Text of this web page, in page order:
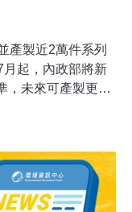
產製近2萬件系列
起，內政部將新
，未來可產製更多
的種類與功能推
綠建材申請範圍及
能節能綠建材」受
建築用隔熱材